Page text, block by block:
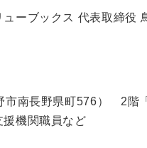
ーブックス 代表取締
市南長野県町576） 2階
機関職員など